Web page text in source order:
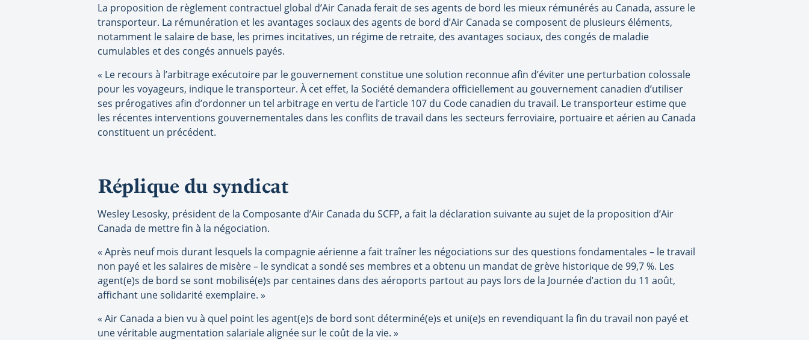
La proposition de règlement contractuel global d’Air Canada ferait de ses agents de bord les mieux rémunérés au Canada, assure le
transporteur. La rémunération et les avantages sociaux des agents de bord d’Air Canada se composent de plusieurs éléments,
notamment le salaire de base, les primes incitatives, un régime de retraite, des avantages sociaux, des congés de maladie
cumulables et des congés annuels payés.
« Le recours à l’arbitrage exécutoire par le gouvernement constitue une solution reconnue afin d’éviter une perturbation colossale
pour les voyageurs, indique le transporteur. À cet effet, la Société demandera officiellement au gouvernement canadien d’utiliser
ses prérogatives afin d’ordonner un tel arbitrage en vertu de l’article 107 du Code canadien du travail. Le transporteur estime que
les récentes interventions gouvernementales dans les conflits de travail dans les secteurs ferroviaire, portuaire et aérien au Canada
constituent un précédent.
Réplique du syndicat
Wesley Lesosky, président de la Composante d’Air Canada du SCFP, a fait la déclaration suivante au sujet de la proposition d’Air
Canada de mettre fin à la négociation.
« Après neuf mois durant lesquels la compagnie aérienne a fait traîner les négociations sur des questions fondamentales – le travail
non payé et les salaires de misère – le syndicat a sondé ses membres et a obtenu un mandat de grève historique de 99,7 %. Les
agent(e)s de bord se sont mobilisé(e)s par centaines dans des aéroports partout au pays lors de la Journée d’action du 11 août,
affichant une solidarité exemplaire. »
« Air Canada a bien vu à quel point les agent(e)s de bord sont déterminé(e)s et uni(e)s en revendiquant la fin du travail non payé et
une véritable augmentation salariale alignée sur le coût de la vie. »